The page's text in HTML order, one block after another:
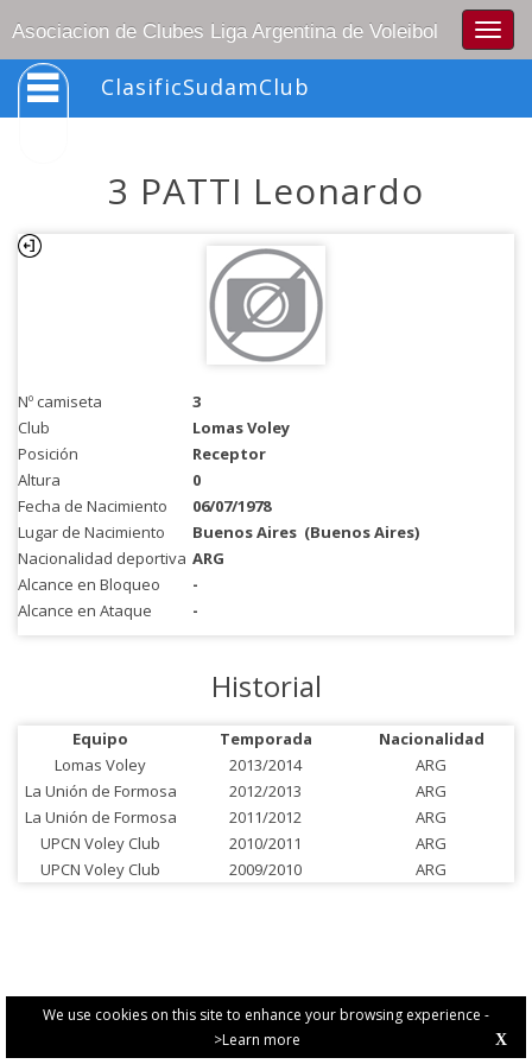
We use cookies on this site to enhance your browsing experience -
>Learn more
X
Asociacion de Clubes Liga Argentina de Voleibol
ClasificSudamClub
3 PATTI Leonardo
Nº camiseta
3
Club
Lomas Voley
Posición
Receptor
Altura
0
Fecha de Nacimiento
06/07/1978
Lugar de Nacimiento
Buenos Aires (Buenos Aires)
Nacionalidad deportiva ARG
Alcance en Bloqueo
-
Alcance en Ataque
-
Historial
Equipo Temporada
Nacionalidad
Lomas Voley
2013/2014
ARG
La Unión de Formosa
2012/2013
ARG
La Unión de Formosa
2011/2012
ARG
UPCN Voley Club
2010/2011
ARG
UPCN Voley Club
2009/2010 ARG